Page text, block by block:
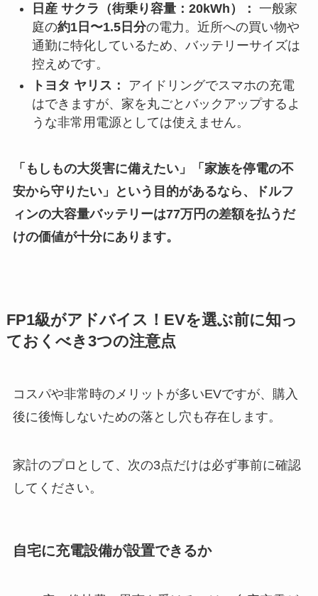
日産 サクラ（街乗り容量：20kWh）： 一般家
庭の約1日〜1.5日分の電力。近所への買い物や
通勤に特化しているため、バッテリーサイズは
控えめです。
トヨタ ヤリス：
アイドリングでスマホの充電
はできますが、家を丸ごとバックアップするよ
うな非常用電源としては使えません。
「もしもの大災害に備えたい」「家族を停電の不
安から守りたい」という目的があるなら、ドルフ
ィンの大容量バッテリーは77万円の差額を払うだ
けの価値が十分にあります。
FP1級がアドバイス！EVを選ぶ前に知っ
ておくべき3つの注意点
コスパや非常時のメリットが多いEVですが、購入
後に後悔しないための落とし穴も存在します。
家計のプロとして、次の3点だけは必ず事前に確認
してください。
自宅に充電設備が設置できるか